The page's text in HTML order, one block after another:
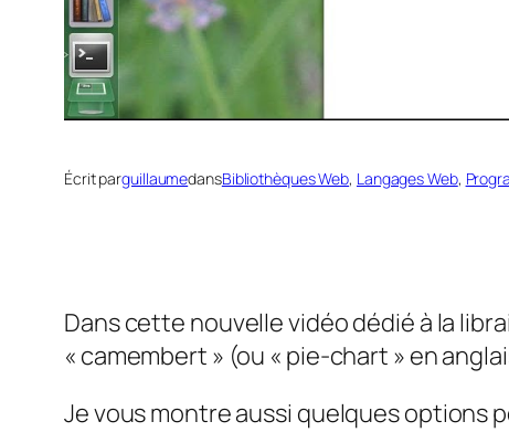
Écrit parguillaumedansBibliothèques Web, Langages Web,
Dans cette nouvelle vidéo dédié à la
« camembert » (ou « pie-chart » en
Je vous montre aussi quelques options